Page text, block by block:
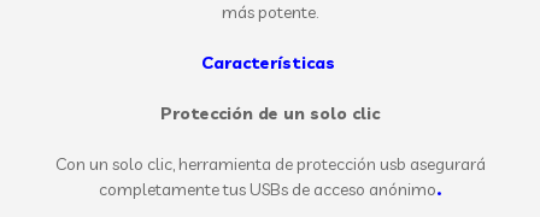
más potente.
Características
Protección de un solo clic
Con un solo clic, herramienta de protección usb asegurará
completamente tus USBs de acceso anónimo.